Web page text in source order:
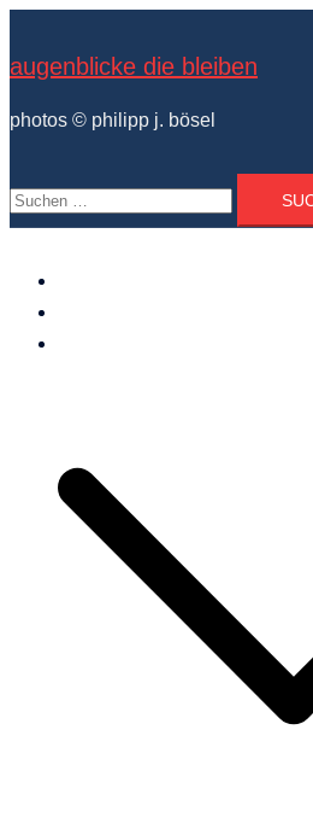
springen
augenblicke die bleiben
photos © philipp j. bösel
Suchen
nach: